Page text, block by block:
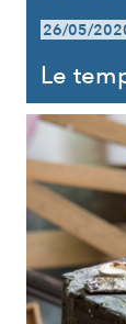
26/05/
Le